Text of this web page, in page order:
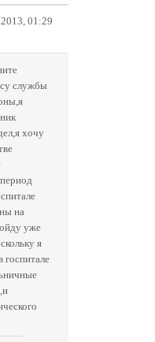
01:29
службы
хочу
на
уже
я